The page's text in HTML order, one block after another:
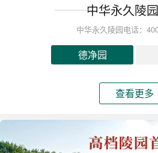
中华永久陵
中华永久陵园电话：
德净园
查看更多